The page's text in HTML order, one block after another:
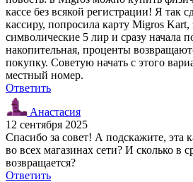
кассе без всякой регистрации! Я так
кассиру, попросила карту Migros Kart,
символические 5 лир и сразу начала
накопительная, проценты
покупку. Советую начать с этого
местный номер.
Ответить
Анастасия
12 сентября 2025
Спасибо за совет! А подскажите, эта
во всех магазинах сети? И сколько в
возвращается?
Ответить